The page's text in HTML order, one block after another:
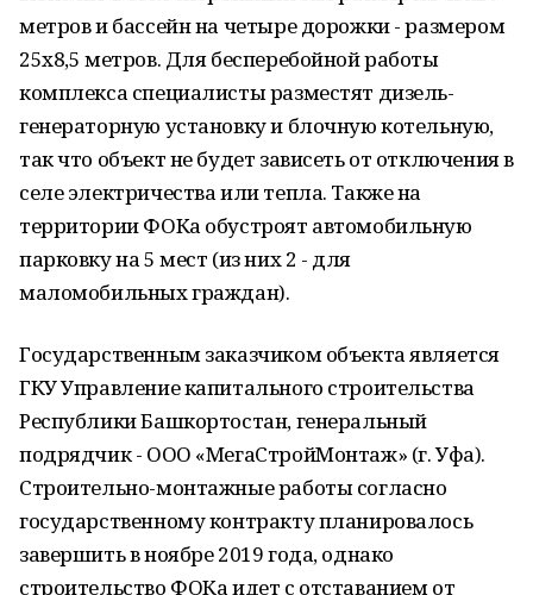
метров и бассейн на четыре дорожки - размером
25х8,5 метров. Для бесперебойной работы
комплекса специалисты разместят дизель-
генераторную установку и блочную котельную,
так что объект не будет зависеть от отключения в
селе электричества или тепла. Также на
территории ФОКа обустроят автомобильную
парковку на 5 мест (из них 2 - для
маломобильных граждан).
Государственным заказчиком объекта является
ГКУ Управление капитального строительства
Республики Башкортостан, генеральный
подрядчик - ООО «МегаСтройМонтаж» (г. Уфа).
Строительно-монтажные работы согласно
государственному контракту планировалось
завершить в ноябре 2019 года, однако
строительство ФОКа идет с отставанием от